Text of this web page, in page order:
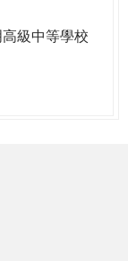
級中等學校